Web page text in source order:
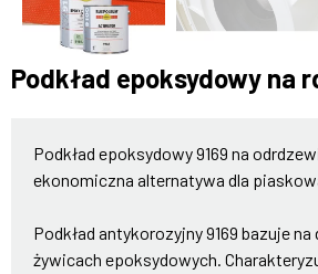
Podkład epoksydowy na
Podkład epoksydowy 9169 na
ekonomiczna alternatywa dla
Podkład antykorozyjny 9169 bazuje
żywicach epoksydowych.